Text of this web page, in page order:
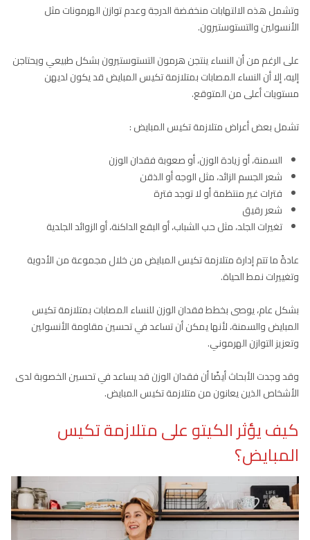
وتشمل هذه الالتهابات منخفضة الدرجة وعدم توازن الهرمونات مثل
الأنسولين والتستوستيرون.
على الرغم من أن النساء ينتجن هرمون التستوستيرون بشكل طبيعي ويحتاجن
إليه، إلا أن النساء المصابات بمتلازمة تكيس المبايض قد يكون لديهن
مستويات أعلى من المتوقع.
تشمل بعض أعراض متلازمة تكيس المبايض :
السمنة، أو زيادة الوزن، أو صعوبة فقدان الوزن
شعر الجسم الزائد، مثل الوجه أو الذقن
فترات غير منتظمة أو لا توجد فترة
شعر رقيق
تغيرات الجلد، مثل حب الشباب، أو البقع الداكنة، أو الزوائد الجلدية
عادةً ما تتم إدارة متلازمة تكيس المبايض من خلال مجموعة من الأدوية
وتغييرات نمط الحياة.
بشكل عام، يوصى بخطط فقدان الوزن للنساء المصابات بمتلازمة تكيس
المبايض والسمنة، لأنها يمكن أن تساعد في تحسين مقاومة الأنسولين
وتعزيز التوازن الهرموني.
وقد وجدت الأبحاث أيضًا أن فقدان الوزن قد يساعد في تحسين الخصوبة لدى
الأشخاص الذين يعانون من متلازمة تكيس المبايض.
كيف يؤثر الكيتو على متلازمة تكيس
المبايض؟